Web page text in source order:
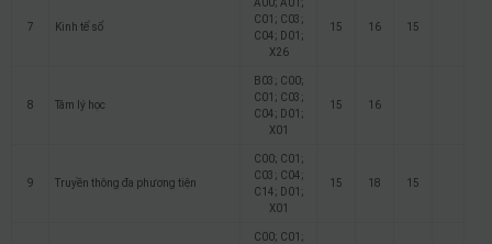
7 Kinh tế số
A00; A01;
C01; C03;
C04; D01;
X26
15 16 15
8 Tâm lý học
B03; C00;
C01; C03;
C04; D01;
X01
15 16
9 Truyền thông đa phương tiện
C00; C01;
C03; C04;
C14; D01;
X01
15 18 15
C00; C01;